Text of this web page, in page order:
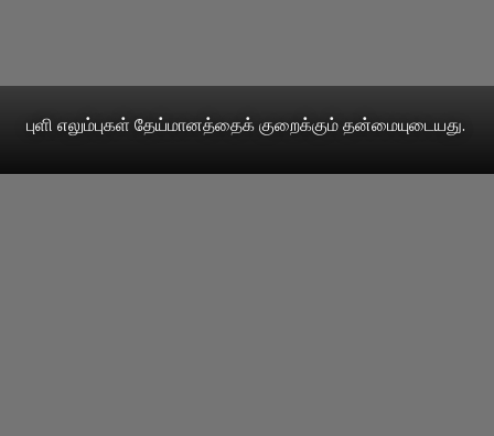
புளி எலும்புகள் தேய்மானத்தைக் குறைக்கும் தன்மையுடையது.